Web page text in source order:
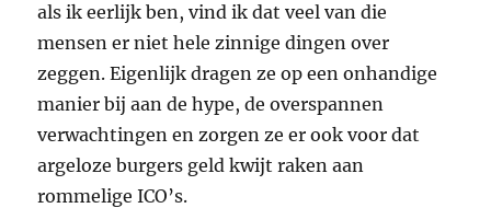
als ik eerlijk ben, vind ik dat veel van die
mensen er niet hele zinnige dingen over
zeggen. Eigenlijk dragen ze op een onhandige
manier bij aan de hype, de overspannen
verwachtingen en zorgen ze er ook voor dat
argeloze burgers geld kwijt raken aan
rommelige ICO’s.